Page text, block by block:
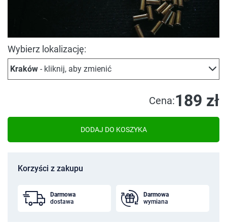
Wybierz lokalizację:
Kraków - kliknij, aby zmienić
Cena:189 zł
DODAJ DO KOSZYKA
Korzyści z zakupu
Darmowa
dostawa
Darmowa
wymiana